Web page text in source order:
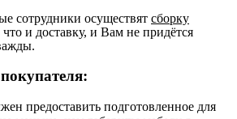
сотрудники осуществят сборку
и доставку, и Вам не придётся
предоставить подготовленное для